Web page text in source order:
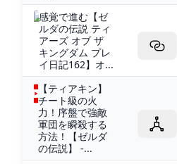
感覚で進む【ゼ
ルダの伝説 ティ
アーズ オブ ザ
キングダム プレ
イ日記162】オ...
【ティアキン】
チート級の火
力！序盤で強敵
軍団を瞬殺する
方法！【ゼルダ
の伝説】 -...